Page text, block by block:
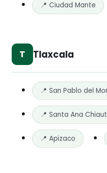
📍 Ciudad Mante
T Tlaxcala
📍 San Pablo del
📍 Santa Ana
📍 Apizaco